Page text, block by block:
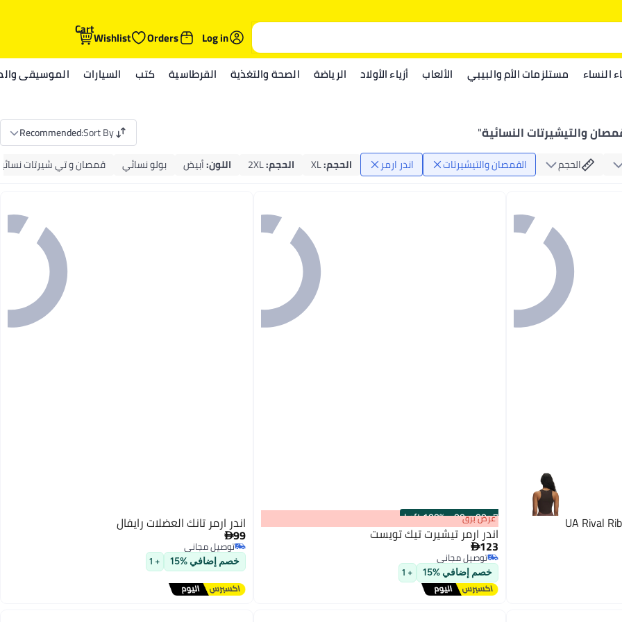
Log in
Orders
Wishlist
Cart
النساء مستلزمات الأم والبيبي الألعاب أزياء الأولاد الرياضة الصحة والتغذية القرطاسية كتب السيارات الموسيقى
والتيشيرتات النسائية"
Sort By
:
Recommended
الحجم القمصان والتيشيرتات اندر ارمر الحجم:
XL الحجم:
2XL اللون:أبيض بولو نسائي قمصان و تي شيرتات
00m:00s
·
100% Left عرض برق
اندر ارمر تيشيرت تيك تويست
123
توصيل مجاني
توصيل مجاني
خصم إضافي %15 + 1
3
اندر ارمر تانك العضلات رايفال
99
توصيل مجاني
توصيل مجاني
خصم إضافي %15 + 1